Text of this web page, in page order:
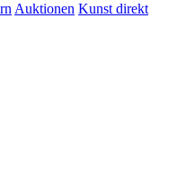
Auktionen Kunst direkt